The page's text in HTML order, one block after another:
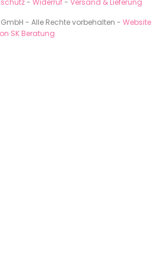
- Alle Rechte vorbehalten - Website
SK Beratung